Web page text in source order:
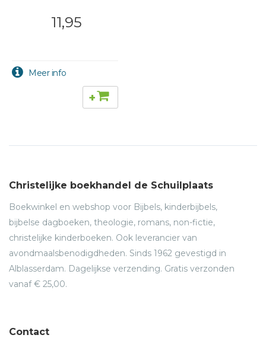
11,95
+
Christelijke boekhandel de Schuilplaats
Boekwinkel en webshop voor Bijbels, kinderbijbels,
bijbelse dagboeken, theologie, romans, non-fictie,
christelijke kinderboeken. Ook leverancier van
avondmaalsbenodigdheden. Sinds 1962 gevestigd in
Alblasserdam. Dagelijkse verzending. Gratis verzonden
vanaf € 25,00.
Contact